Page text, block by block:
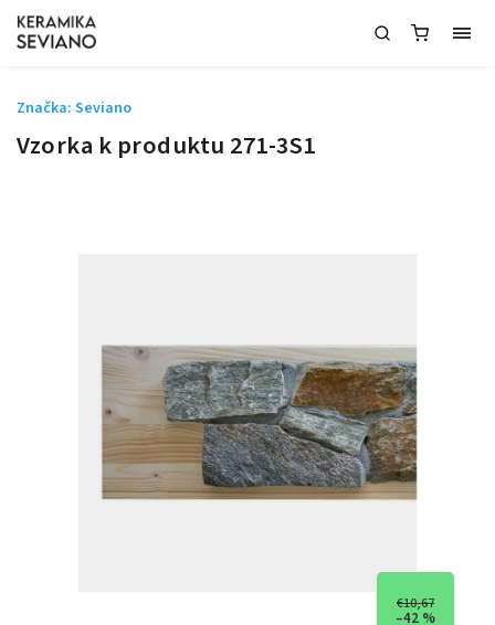
Vzorka k produktu 271-3S1
€10,67
–42 %
Značka: Seviano